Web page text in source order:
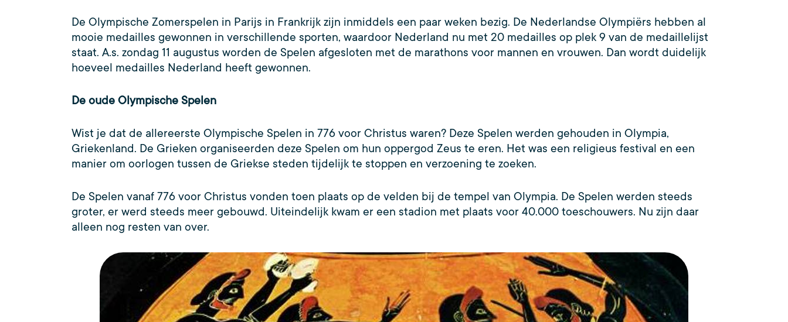
De Olympische Zomerspelen in Parijs in Frankrijk zijn inmiddels een paar weken bezig. De Nederlandse Olympiërs hebben al
mooie medailles gewonnen in verschillende sporten, waardoor Nederland nu met 20 medailles op plek 9 van de medaillelijst
staat. A.s. zondag 11 augustus worden de Spelen afgesloten met de marathons voor mannen en vrouwen. Dan wordt duidelijk
hoeveel medailles Nederland heeft gewonnen.
De oude Olympische Spelen
Wist je dat de allereerste Olympische Spelen in 776 voor Christus waren? Deze Spelen werden gehouden in Olympia,
Griekenland. De Grieken organiseerden deze Spelen om hun oppergod Zeus te eren. Het was een religieus festival en een
manier om oorlogen tussen de Griekse steden tijdelijk te stoppen en verzoening te zoeken.
De Spelen vanaf 776 voor Christus vonden toen plaats op de velden bij de tempel van Olympia. De Spelen werden steeds
groter, er werd steeds meer gebouwd. Uiteindelijk kwam er een stadion met plaats voor 40.000 toeschouwers. Nu zijn daar
alleen nog resten van over.